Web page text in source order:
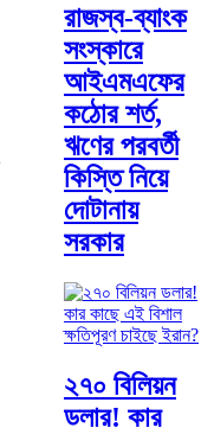
রাজস্ব-ব্যাংক
সংস্কারে
আইএমএফের
কঠোর শর্ত,
ঋণের পরবর্তী
কিস্তি নিয়ে
দোটানায়
সরকার
২৭০ বিলিয়ন
ডলার! কার